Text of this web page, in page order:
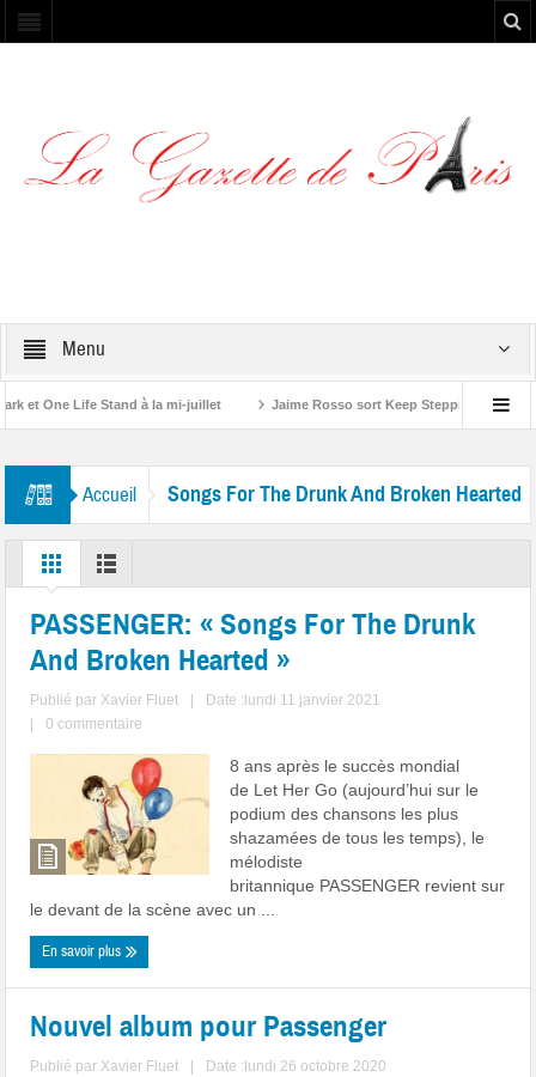
Menu
et One Life Stand à la mi-juillet Jaime Rosso sort Keep Stepping, son
Accueil Songs For The Drunk And Broken Hearted
PASSENGER: « Songs For The Drunk
And Broken Hearted »
Publié par Xavier Fluet
Date :lundi 11 janvier 2021
0 commentaire
8 ans après le succès mondial
de Let Her Go (aujourd’hui sur le
podium des chansons les plus
shazamées de tous les temps), le
mélodiste
britannique PASSENGER revient sur
le devant de la scène avec un ...
En savoir plus
Nouvel album pour Passenger
Publié par Xavier Fluet
Date :lundi 26 octobre 2020